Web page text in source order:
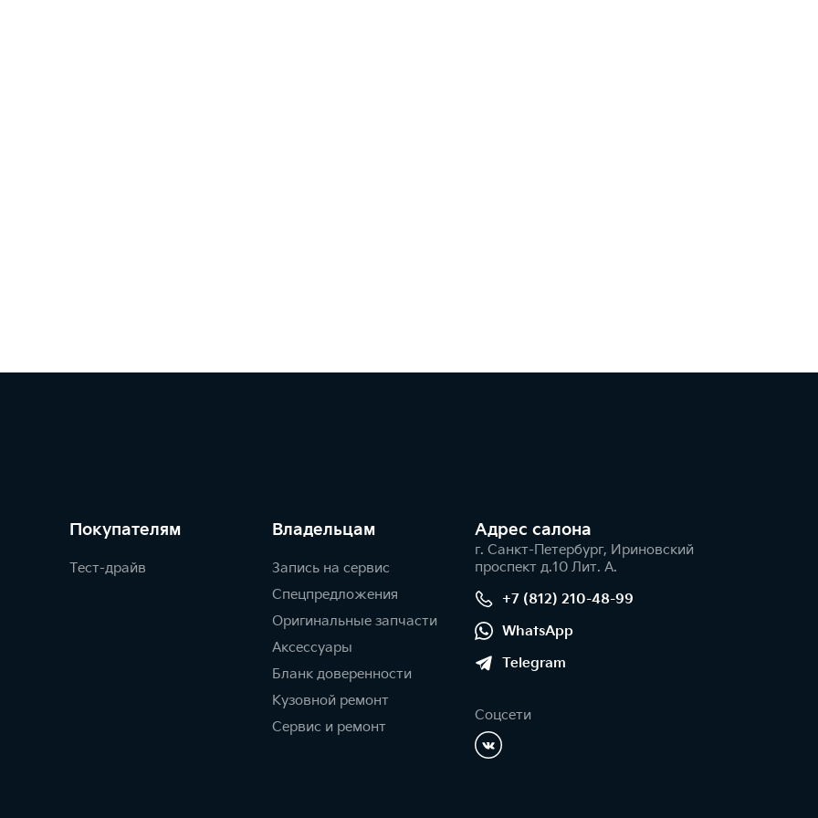
Покупателям
Тест-драйв
Владельцам
Запись на сервис
Спецпредложения
Оригинальные запчасти
Аксессуары
Бланк доверенности
Кузовной ремонт
Сервис и ремонт
Адрес салонa
г. Санкт-Петербург, Ириновский
проспект д.10 Лит. А.
+7 (812) 210-48-99
WhatsApp
Telegram
Соцсети